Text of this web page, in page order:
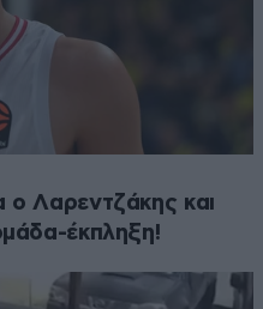
ο Λαρεντζάκης και
έκπληξη!